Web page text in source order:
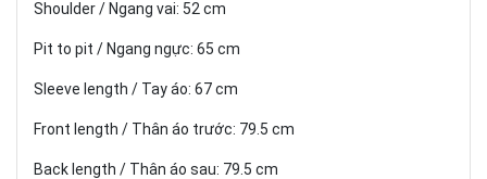
Shoulder / Ngang vai: 52 cm
Pit to pit / Ngang ngực: 65 cm
Sleeve length / Tay áo: 67 cm
Front length / Thân áo trước: 79.5 cm
Back length / Thân áo sau: 79.5 cm